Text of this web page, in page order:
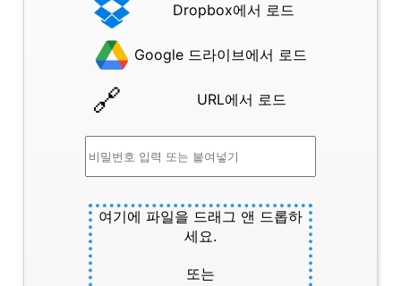
Dropbox에서 로드
Google 드라이브에서 로드
URL에서 로드
여기에 파일을 드래그 앤 드롭하
세요.
또는